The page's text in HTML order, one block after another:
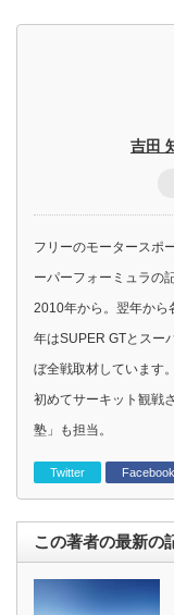
吉田
フリーのモータースポ
ーパーフォーミュラの
2010年から。翌年から
年はSUPER GTとスー
ぼ全戦取材しています。
初めてサーキット観戦
塾」も担当。
Twitter Facebook
この著者の最新の